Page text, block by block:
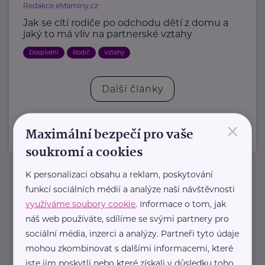
Redakce eMaminy.cz
Jak se cítí rodiče po odchodu dětí z domu a
jaký to má vliv na partnerské vztahy
Dospívání Rodič Vztahy
Další články
Newsletter
Pravidelný přísun novinek, inspirace na každý den,
podpora pro rodiče i sdílení zkušeností. Takový je
Newsletter webu eMaminy.cz. Přihlaste se k jeho
×
Maximální bezpečí pro vaše
soukromí a cookies
K personalizaci obsahu a reklam, poskytování
funkcí sociálních médií a analýze naší návštěvnosti
využíváme soubory cookie. Informace o tom, jak
náš web používáte, sdílíme se svými partnery pro
sociální média, inzerci a analýzy. Partneři tyto údaje
mohou zkombinovat s dalšími informacemi, které